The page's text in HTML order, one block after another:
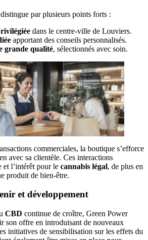
par plusieurs points forts :
dans le centre-ville de Louviers.
apportant des conseils personnalisés.
grande qualité, sélectionnés avec soin.
commerciales, la boutique s’efforce
avec sa clientèle. Ces interactions
et l’intérêt pour le cannabis légal, de plus en
produit de bien-être.
et développement
CBD continue de croître, Green Power
son offre en introduisant de nouveaux
initiatives de sensibilisation sur les effets du